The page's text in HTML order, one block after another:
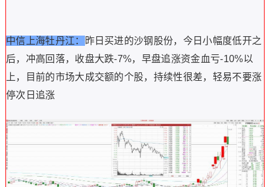
中信上海牡丹江：
昨日买进的沙钢股份，今日小幅度低开之
后，冲高回落，收盘大跌-7%，早盘追涨资金血亏-10%以
上，目前的市场大成交额的个股，持续性很差，轻易不要涨
停次日追涨